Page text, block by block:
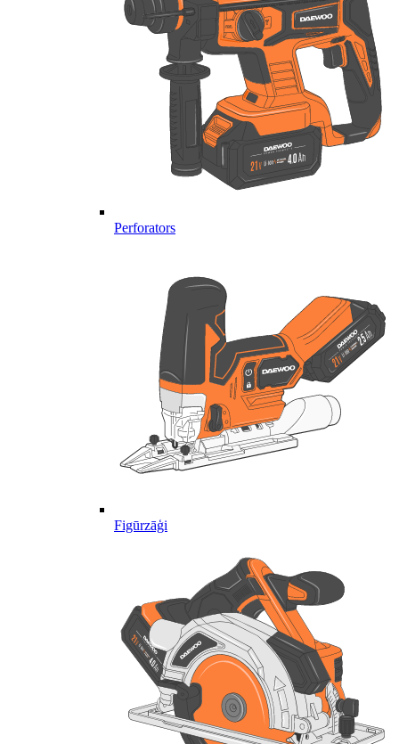
Perforators
Figūrzāģi